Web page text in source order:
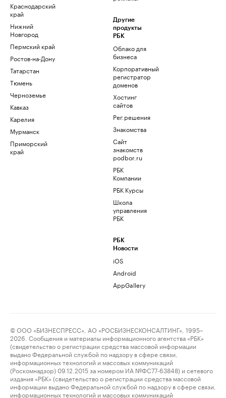
Краснодарский
край
Нижний
Новгород
Пермский край
Ростов-на-Дону
Татарстан
Тюмень
Черноземье
Кавказ
Карелия
Мурманск
Приморский
край
Другие
продукты
РБК
Облако для
бизнеса
Корпоративный
регистратор
доменов
Хостинг
сайтов
Рег.решения
Знакомства
Сайт
знакомств
podbor.ru
РБК
Компании
РБК Курсы
Школа
управления
РБК
РБК
Новости
iOS
Android
AppGallery
© ООО «БИЗНЕСПРЕСС», АО «РОСБИЗНЕСКОНСАЛТИНГ», 1995–
2026. Сообщения и материалы информационного агентства «РБК»
(свидетельство о регистрации средства массовой информации
выдано Федеральной службой по надзору в сфере связи,
информационных технологий и массовых коммуникаций
(Роскомнадзор) 09.12.2015 за номером ИА №ФС77-63848) и сетевого
издания «РБК» (свидетельство о регистрации средства массовой
информации выдано Федеральной службой по надзору в сфере связи,
информационных технологий и массовых коммуникаций